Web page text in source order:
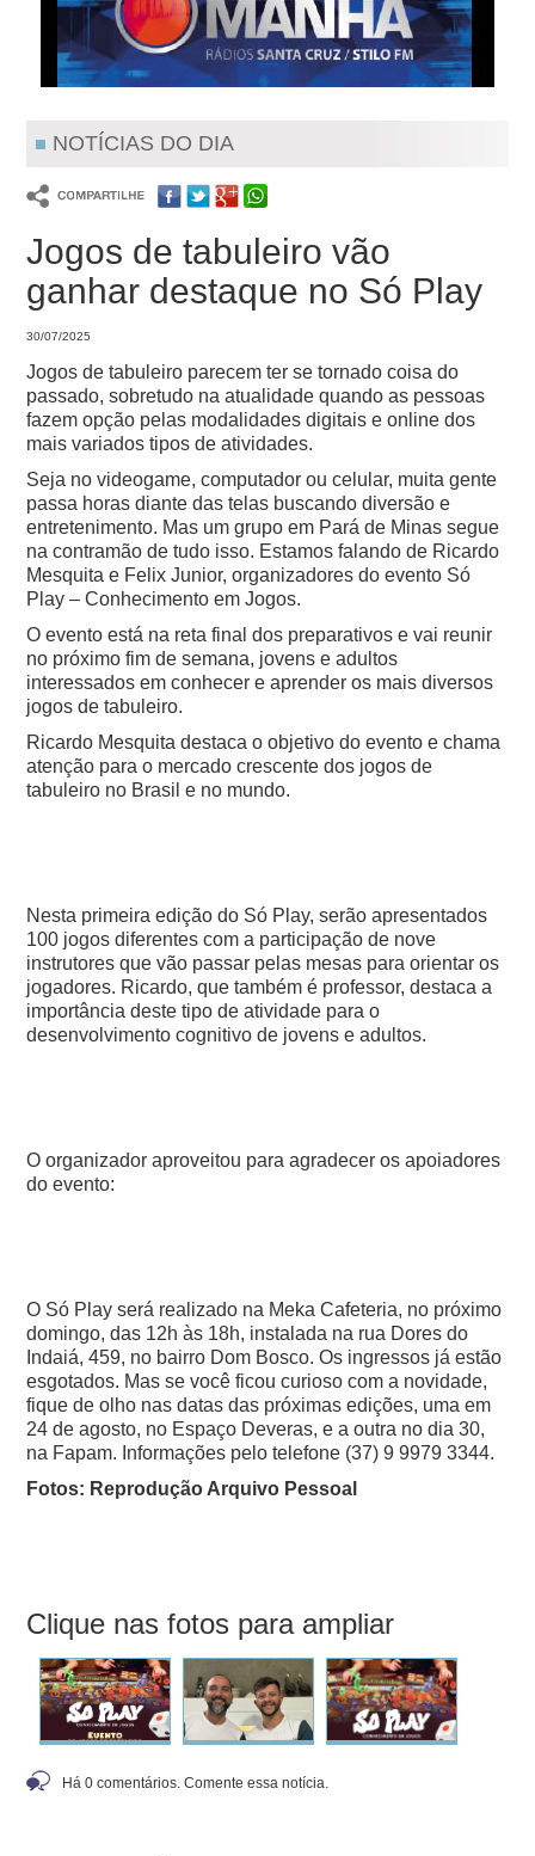
NOTÍCIAS DO DIA
Jogos de tabuleiro vão
ganhar destaque no Só Play
30/07/2025
Jogos de tabuleiro parecem ter se tornado coisa do
passado, sobretudo na atualidade quando as pessoas
fazem opção pelas modalidades digitais e online dos
mais variados tipos de atividades.
Seja no videogame, computador ou celular, muita gente
passa horas diante das telas buscando diversão e
entretenimento. Mas um grupo em Pará de Minas segue
na contramão de tudo isso. Estamos falando de Ricardo
Mesquita e Felix Junior, organizadores do evento Só
Play – Conhecimento em Jogos.
O evento está na reta final dos preparativos e vai reunir
no próximo fim de semana, jovens e adultos
interessados em conhecer e aprender os mais diversos
jogos de tabuleiro.
Ricardo Mesquita destaca o objetivo do evento e chama
atenção para o mercado crescente dos jogos de
tabuleiro no Brasil e no mundo.
Nesta primeira edição do Só Play, serão apresentados
100 jogos diferentes com a participação de nove
instrutores que vão passar pelas mesas para orientar os
jogadores. Ricardo, que também é professor, destaca a
importância deste tipo de atividade para o
desenvolvimento cognitivo de jovens e adultos.
O organizador aproveitou para agradecer os apoiadores
do evento:
O Só Play será realizado na Meka Cafeteria, no próximo
domingo, das 12h às 18h, instalada na rua Dores do
Indaiá, 459, no bairro Dom Bosco.Os ingressos já estão
esgotados. Mas se você ficou curioso com a novidade,
fique de olho nas datas das próximas edições, uma em
24 de agosto, no Espaço Deveras, e a outra no dia 30,
na Fapam. Informações pelo telefone (37) 9 9979 3344.
Fotos: Reprodução Arquivo Pessoal
Clique nas fotos para ampliar
Há 0 comentários. Comente essa notícia.